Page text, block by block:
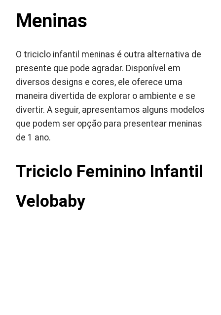
Meninas
O triciclo infantil meninas é outra alternativa de
presente que pode agradar. Disponível em
diversos designs e cores, ele oferece uma
maneira divertida de explorar o ambiente e se
divertir. A seguir, apresentamos alguns modelos
que podem ser opção para presentear meninas
de 1 ano.
Triciclo Feminino Infantil
Velobaby